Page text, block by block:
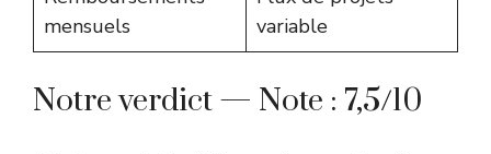
mensuels
variable
Notre verdict — Note : 7,5/10